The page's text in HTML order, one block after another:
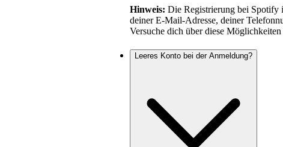
Hinweis: Die Registrierung bei Spotify
deiner E-Mail-Adresse, deiner
Versuche dich über diese
Leeres Konto bei der Anmeldung?